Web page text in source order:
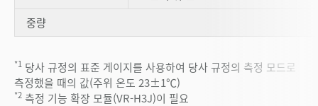
중량
*1 당사 규정의 표준 게이지를 사용하여 당사 규정의 측정 모드로
측정했을 때의 값(주위 온도 23±1℃)
*2 측정 기능 확장 모듈(VR-H3J)이 필요